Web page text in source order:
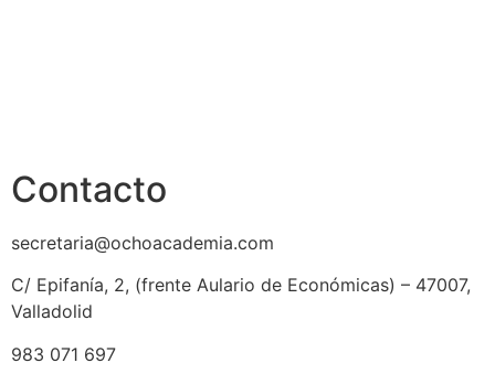
Contacto
secretaria@ochoacademia.com
C/ Epifanía, 2, (frente Aulario de Económicas) – 47007,
Valladolid
983 071 697